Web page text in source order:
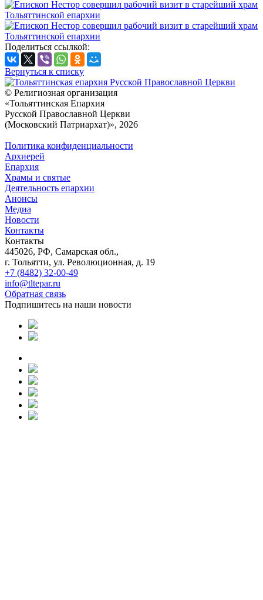
Поделиться ссылкой:
Вернуться к списку
© Религиозная организация
«Тольяттинская Епархия
Русской Православной Церкви
(Московский Патриархат)», 2026
Политика конфиденциальности
Архиерей
Епархия
Храмы и святые
Деятельность епархии
Анонсы
Медиа
Новости
Контакты
Контакты
445026, РФ, Самарская обл.,
г. Тольятти, ул. Революционная, д. 19
+7 (8482) 32-00-49
info@tltepar.ru
Обратная связь
Подпишитесь на наши новости